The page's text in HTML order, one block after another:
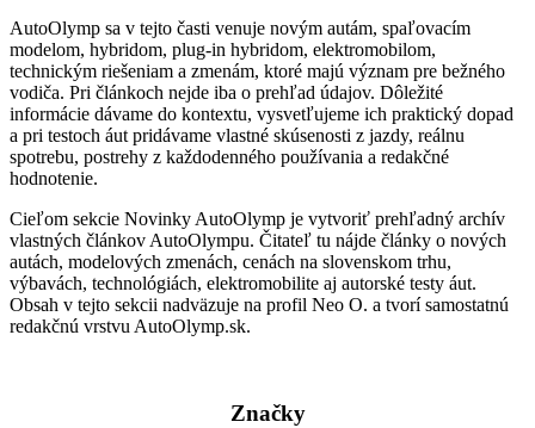
AutoOlymp sa v tejto časti venuje novým autám, spaľovacím
modelom, hybridom, plug-in hybridom, elektromobilom,
technickým riešeniam a zmenám, ktoré majú význam pre bežného
vodiča. Pri článkoch nejde iba o prehľad údajov. Dôležité
informácie dávame do kontextu, vysvetľujeme ich praktický dopad
a pri testoch áut pridávame vlastné skúsenosti z jazdy, reálnu
spotrebu, postrehy z každodenného používania a redakčné
hodnotenie.
Cieľom sekcie Novinky AutoOlymp je vytvoriť prehľadný archív
vlastných článkov AutoOlympu. Čitateľ tu nájde články o nových
autách, modelových zmenách, cenách na slovenskom trhu,
výbavách, technológiách, elektromobilite aj autorské testy áut.
Obsah v tejto sekcii nadväzuje na profil Neo O. a tvorí samostatnú
redakčnú vrstvu AutoOlymp.sk.
Značky